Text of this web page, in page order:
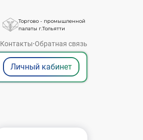
Торгово - промышленной
палаты г.Тольятти
Контакты·Обратная связь
Личный кабинет